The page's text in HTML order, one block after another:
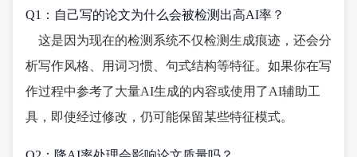
Q1：自己写的论文为什么会被检测出高AI率？
这是因为现在的检测系统不仅检测生成痕迹，还会分
析写作风格、用词习惯、句式结构等特征。如果你在写
作过程中参考了大量AI生成的内容或使用了AI辅助工
具，即使经过修改，仍可能保留某些特征模式。